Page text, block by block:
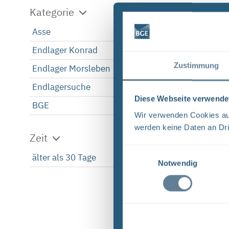
Zustimmung
Diese Webseite
Wir verwenden Cookies
werden keine Daten an
Notwendig
Kategorie
Asse
Endlager Konrad 1
Endlager Morsleben
Endlagersuche
BGE 1
Zeit
älter als 30 Tage